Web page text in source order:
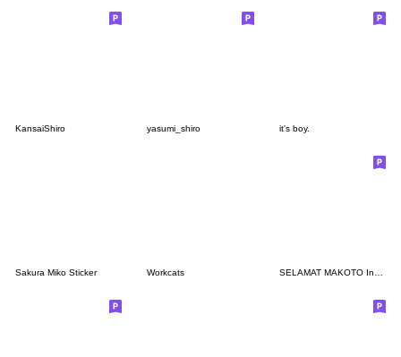
KansaiShiro yasumi_shiro it's boy.
Sakura Miko Sticker Workcats SELAMAT MAKOTO Indonesia & Jepang Talk1